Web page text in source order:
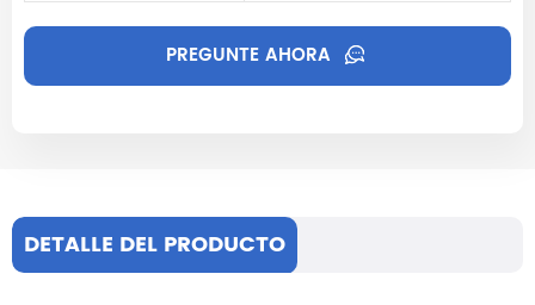
PREGUNTE AHORA
DETALLE DEL PRODUCTO